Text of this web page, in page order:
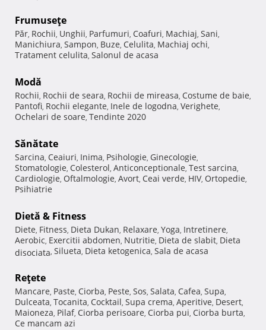
Frumuseţe
Păr, Rochii, Unghii, Parfumuri, Coafuri, Machiaj, Sani,
Manichiura, Sampon, Buze, Celulita, Machiaj ochi,
Tratament celulita, Salonul de acasa
Modă
Rochii, Rochii de seara, Rochii de mireasa, Costume de baie,
Pantofi, Rochii elegante, Inele de logodna, Verighete,
Ochelari de soare, Tendinte 2020
Sănătate
Sarcina, Ceaiuri, Inima, Psihologie, Ginecologie,
Stomatologie, Colesterol, Anticonceptionale, Test sarcina,
Cardiologie, Oftalmologie, Avort, Ceai verde, HIV, Ortopedie,
Psihiatrie
Dietă & Fitness
Diete, Fitness, Dieta Dukan, Relaxare, Yoga, Intretinere,
Aerobic, Exercitii abdomen, Nutritie, Dieta de slabit, Dieta
disociata, Silueta, Dieta ketogenica, Sala de acasa
Reţete
Mancare, Paste, Ciorba, Peste, Sos, Salata, Cafea, Supa,
Dulceata, Tocanita, Cocktail, Supa crema, Aperitive, Desert,
Maioneza, Pilaf, Ciorba perisoare, Ciorba pui, Ciorba burta,
Ce mancam azi